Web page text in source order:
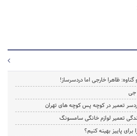
ظاهرا خارجی اما دردسرساز!
جی
تعمیر در کوچه پس کوچه های تهران
تعمیر لوازم خانگی سامسونگ
پاییز بهینه کنیم؟